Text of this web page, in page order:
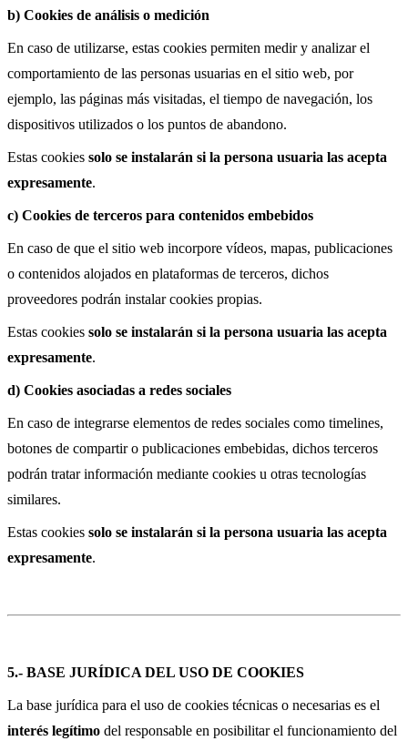
b) Cookies de análisis o medición
En caso de utilizarse, estas cookies permiten medir y analizar el
comportamiento de las personas usuarias en el sitio web, por
ejemplo, las páginas más visitadas, el tiempo de navegación, los
dispositivos utilizados o los puntos de abandono.
Estas cookies solo se instalarán si la persona usuaria las acepta
expresamente.
c) Cookies de terceros para contenidos embebidos
En caso de que el sitio web incorpore vídeos, mapas, publicaciones
o contenidos alojados en plataformas de terceros, dichos
proveedores podrán instalar cookies propias.
Estas cookies solo se instalarán si la persona usuaria las acepta
expresamente.
d) Cookies asociadas a redes sociales
En caso de integrarse elementos de redes sociales como timelines,
botones de compartir o publicaciones embebidas, dichos terceros
podrán tratar información mediante cookies u otras tecnologías
similares.
Estas cookies solo se instalarán si la persona usuaria las acepta
expresamente.
5.- BASE JURÍDICA DEL USO DE COOKIES
La base jurídica para el uso de cookies técnicas o necesarias es el
interés legítimo del responsable en posibilitar el funcionamiento del